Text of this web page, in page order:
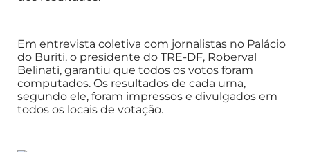
Em entrevista coletiva com jornalistas no Palácio
do Buriti, o presidente do TRE-DF, Roberval
Belinati, garantiu que todos os votos foram
computados. Os resultados de cada urna,
segundo ele, foram impressos e divulgados em
todos os locais de votação.